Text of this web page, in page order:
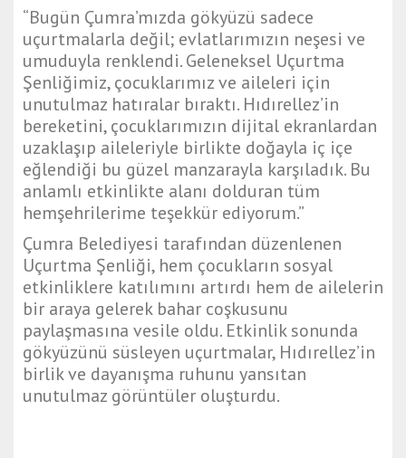
“Bugün Çumra’mızda gökyüzü sadece
uçurtmalarla değil; evlatlarımızın neşesi ve
umuduyla renklendi. Geleneksel Uçurtma
Şenliğimiz, çocuklarımız ve aileleri için
unutulmaz hatıralar bıraktı. Hıdırellez’in
bereketini, çocuklarımızın dijital ekranlardan
uzaklaşıp aileleriyle birlikte doğayla iç içe
eğlendiği bu güzel manzarayla karşıladık. Bu
anlamlı etkinlikte alanı dolduran tüm
hemşehrilerime teşekkür ediyorum.”
Çumra Belediyesi tarafından düzenlenen
Uçurtma Şenliği, hem çocukların sosyal
etkinliklere katılımını artırdı hem de ailelerin
bir araya gelerek bahar coşkusunu
paylaşmasına vesile oldu. Etkinlik sonunda
gökyüzünü süsleyen uçurtmalar, Hıdırellez’in
birlik ve dayanışma ruhunu yansıtan
unutulmaz görüntüler oluşturdu.